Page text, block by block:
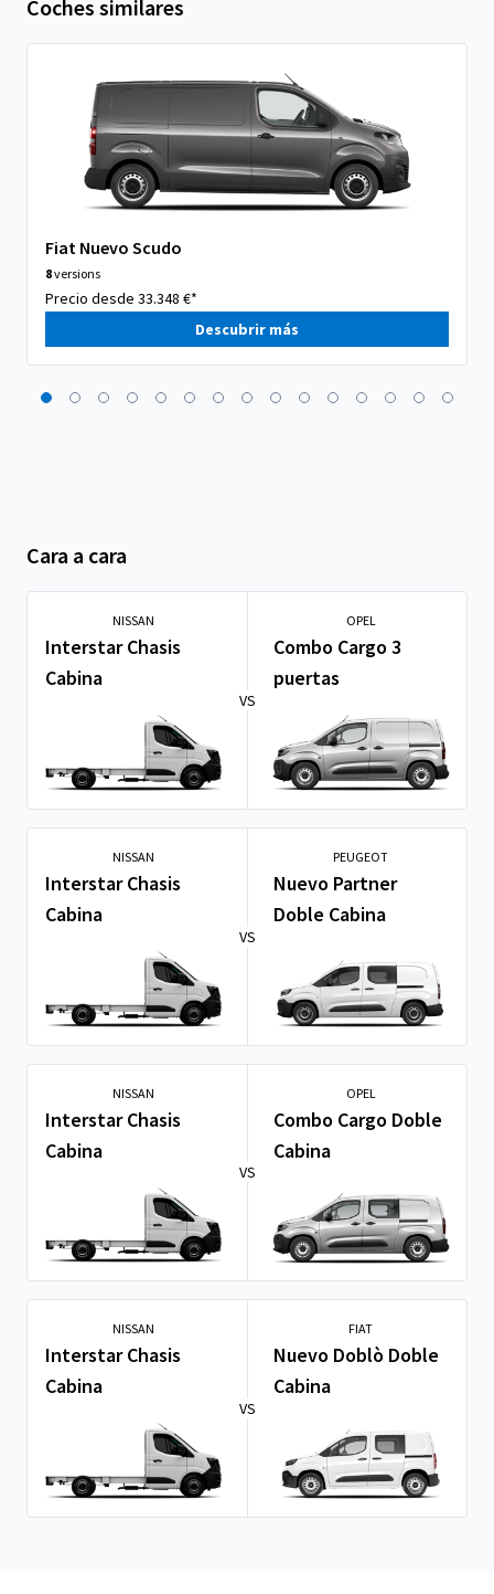
Coches similares
Fiat Nuevo Scudo
8versions
Precio desde 33.348 €*
Descubrir más
Cara a cara
NISSAN
Interstar Chasis
Cabina
VS
OPEL
Combo Cargo 3
puertas
NISSAN
Interstar Chasis
Cabina
VS
PEUGEOT
Nuevo Partner
Doble Cabina
NISSAN
Interstar Chasis
Cabina
VS
OPEL
Combo Cargo Doble
Cabina
NISSAN
Interstar Chasis
Cabina
VS
FIAT
Nuevo Doblò Doble
Cabina